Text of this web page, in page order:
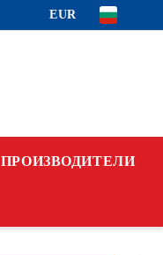
EUR
ПРОИЗВОДИТЕЛИ